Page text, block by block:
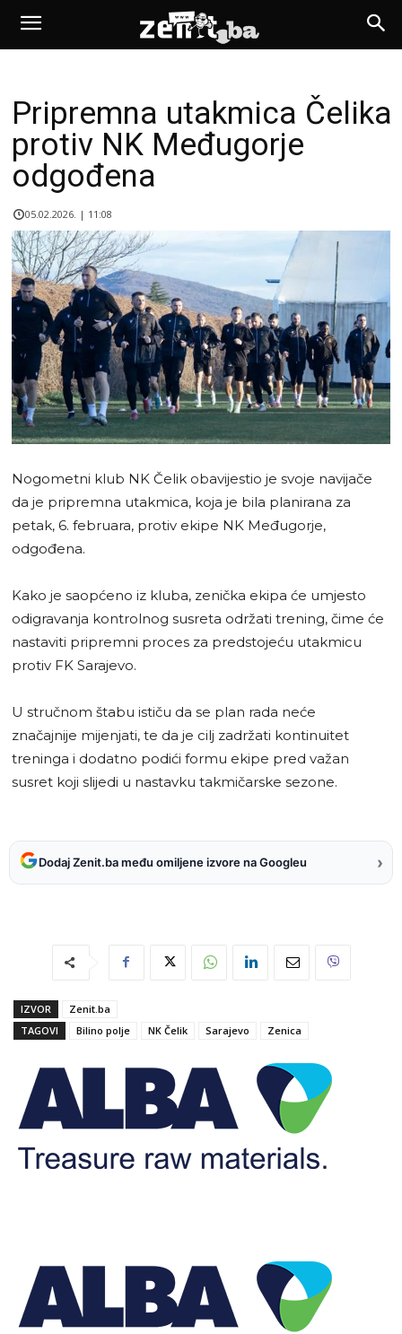
Pripremna utakmica Čelika
protiv NK Međugorje
odgođena
05.02.2026. | 11:08
Nogometni klub NK Čelik obavijestio je svoje navijače
da je pripremna utakmica, koja je bila planirana za
petak, 6. februara, protiv ekipe NK Međugorje,
odgođena.
Kako je saopćeno iz kluba, zenička ekipa će umjesto
odigravanja kontrolnog susreta održati trening, čime će
nastaviti pripremni proces za predstojeću utakmicu
protiv FK Sarajevo.
U stručnom štabu ističu da se plan rada neće
značajnije mijenjati, te da je cilj zadržati kontinuitet
treninga i dodatno podići formu ekipe pred važan
susret koji slijedi u nastavku takmičarske sezone.
Dodaj Zenit.ba među omiljene izvore na Googleu ›
IZVOR
Zenit.ba
TAGOVI
Bilino polje NK Čelik Sarajevo Zenica